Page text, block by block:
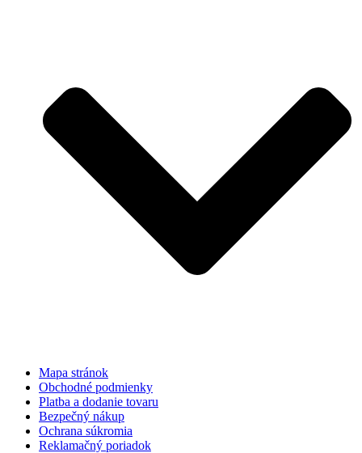
Mapa stránok
Obchodné podmienky
Platba a dodanie tovaru
Bezpečný nákup
Ochrana súkromia
Reklamačný poriadok